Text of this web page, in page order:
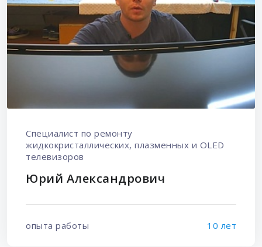
Специалист по ремонту
жидкокристаллических, плазменных и OLED
телевизоров
Юрий Александрович
опыта работы 10 лет